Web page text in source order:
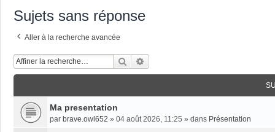
Sujets sans réponse
Aller à la recherche avancée
Rechercher
Ma presentation
par brave.owl652 » 04 août 2026, 11:25 » dans Présentation